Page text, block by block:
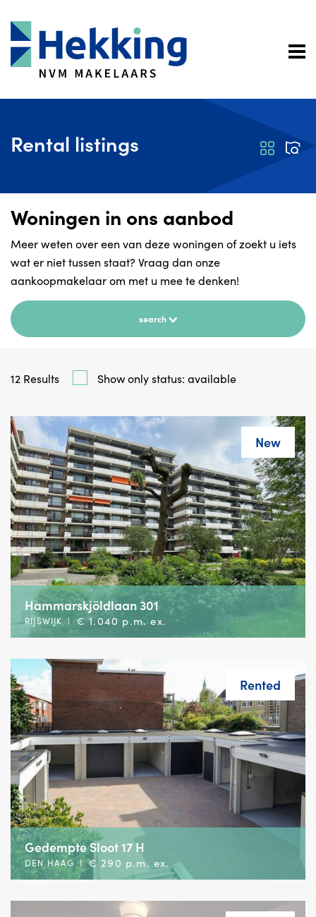
Rental listings
Woningen in ons aanbod
Meer weten over een van deze woningen of zoekt u iets
wat er niet tussen staat? Vraag dan onze
aankoopmakelaarom met u mee te denken!
search
12 Results Show only status: available
New
Hammarskjöldlaan 301
RIJSWIJK | € 1.040 p.m. ex.
Rented
Gedempte Sloot 17 H
DEN HAAG | € 290 p.m. ex.